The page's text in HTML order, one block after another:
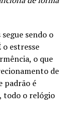
sendo o
estresse
o que
de
padrão é
todo o relógio